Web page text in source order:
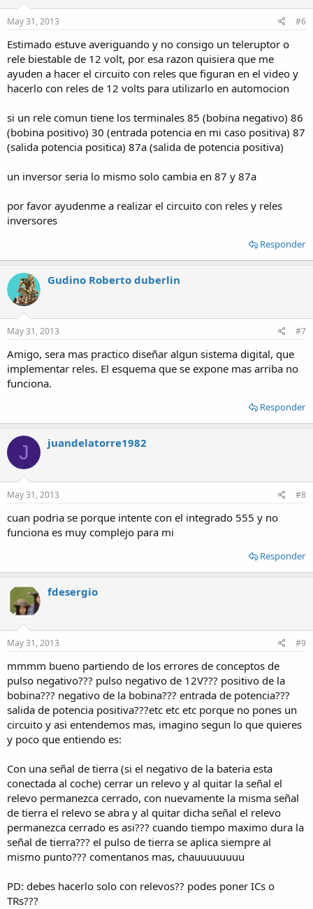
May 31, 2013 #6
Estimado estuve averiguando y no consigo un teleruptor o
rele biestable de 12 volt, por esa razon quisiera que me
ayuden a hacer el circuito con reles que figuran en el video y
hacerlo con reles de 12 volts para utilizarlo en automocion
si un rele comun tiene los terminales 85 (bobina negativo) 86
(bobina positivo) 30 (entrada potencia en mi caso positiva) 87
(salida potencia positica) 87a (salida de potencia positiva)
un inversor seria lo mismo solo cambia en 87 y 87a
por favor ayudenme a realizar el circuito con reles y reles
inversores
Responder
Gudino Roberto duberlin
May 31, 2013 #7
Amigo, sera mas practico diseñar algun sistema digital, que
implementar reles. El esquema que se expone mas arriba no
funciona.
Responder
J juandelatorre1982
May 31, 2013 #8
cuan podria se porque intente con el integrado 555 y no
funciona es muy complejo para mi
Responder
fdesergio
May 31, 2013 #9
mmmm bueno partiendo de los errores de conceptos de
pulso negativo??? pulso negativo de 12V??? positivo de la
bobina??? negativo de la bobina??? entrada de potencia???
salida de potencia positiva???etc etc etc porque no pones un
circuito y asi entendemos mas, imagino segun lo que quieres
y poco que entiendo es:
Con una señal de tierra (si el negativo de la bateria esta
conectada al coche) cerrar un relevo y al quitar la señal el
relevo permanezca cerrado, con nuevamente la misma señal
de tierra el relevo se abra y al quitar dicha señal el relevo
permanezca cerrado es asi??? cuando tiempo maximo dura la
señal de tierra??? el pulso de tierra se aplica siempre al
mismo punto??? comentanos mas, chauuuuuuuu
PD: debes hacerlo solo con relevos?? podes poner ICs o
TRs???